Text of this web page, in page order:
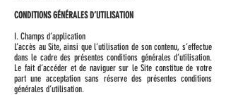
CONDITIONS GÉNÉRALES D’UTILISATION
I. Champs d’application
L’accès au Site, ainsi que l’utilisation de son contenu, s’effectue
dans le cadre des présentes conditions générales d’utilisation.
Le fait d’accéder et de naviguer sur le Site constitue de votre
part une acceptation sans réserve des présentes conditions
générales d’utilisation.